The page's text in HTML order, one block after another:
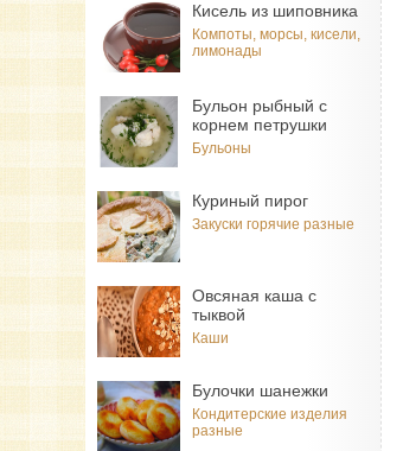
Кисель из шиповника
Компоты, морсы, кисели,
лимонады
Бульон рыбный с
корнем петрушки
Бульоны
Куриный пирог
Закуски горячие разные
Овсяная каша с
тыквой
Каши
Булочки шанежки
Кондитерские изделия
разные